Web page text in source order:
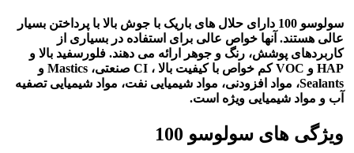
سولوسو 100 دارای حلال های باریک با جوش بالا با پرداختن بسیار
عالی هستند. آنها خواص عالی برای استفاده در بسیاری از
کاربردهای پوشش، رنگ و جوهر ارائه می دهند. فلورسفید بالا و
HAP و VOC کم خواص با کیفیت بالا ، CI صنعتی، Mastics و
Sealants، مواد افزودنی، مواد شیمیایی نفت، مواد شیمیایی تصفیه
آب و مواد شیمیایی ویژه است.
ویژگی های سولوسو 100